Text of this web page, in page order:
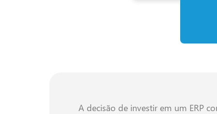
A decisão de investir em um ERP